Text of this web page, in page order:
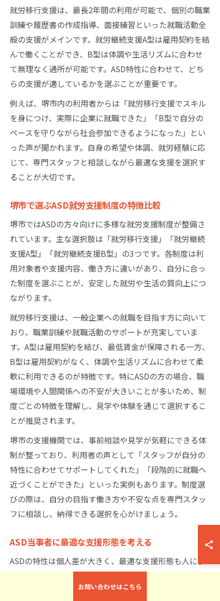
就労移行支援は、最長2年間の利用が可能で、個別の職業
訓練や履歴書の作成指導、面接練習といった就職活動全
般の支援がメインです。就労継続支援A型は雇用契約を結
んで働くことができ、B型は体調や生活リズムに合わせ
て無理なく通所が可能です。ASD特性に合わせて、どち
らの支援が適しているかを選ぶことが重要です。
例えば、堺市内の利用者からは「就労移行支援でスキル
を身につけ、実際に企業に就職できた」「B型で自分の
ペースを守りながら社会参加できるようになった」とい
った声が聞かれます。自身の希望や体調、就労経験に応
じて、専門スタッフと相談しながら最適な支援を選択す
ることが大切です。
堺市で選ぶASD就労支援制度の特徴比較
堺市ではASDの方々向けに多様な就労支援制度が整備さ
れています。主な選択肢は「就労移行支援」「就労継続
支援A型」「就労継続支援B型」の3つです。各制度は利
用対象者や支援内容、働き方に違いがあり、自分に合っ
た制度を選ぶことが、安定した就労や生活の質向上につ
ながります。
就労移行支援は、一般企業への就職を目指す方に向いて
おり、職業訓練や就職活動のサポートが充実していま
す。A型は雇用契約を結び、最低賃金が保障される一方、
B型は雇用契約がなく、体調や生活リズムに合わせて柔
軟に利用できるのが特徴です。特にASDの方の場合、職
場環境や人間関係への不安が大きいことが多いため、制
度ごとの特徴を理解し、見学や体験を通じて選択するこ
とが推奨されます。
堺市の支援機関では、事前相談や見学が気軽にできる体
制が整っており、利用者の声として「スタッフが自分の
特性に合わせてサポートしてくれた」「段階的に就職へ
近づくことができた」といった実例もあります。制度選
びの際は、自分の目指す働き方や不安な点を専門スタッ
フに相談し、納得できる選択を心がけましょう。
ASD当事者に最適な支援形態を考える
ASDの特性は個人差が大きく、最適な支援形態も人によ
って異なります。例えば、コミュニケーションや環境変
化に不安を感じやすい方は、無理のないペースで働ける
お問い合わせはこちら